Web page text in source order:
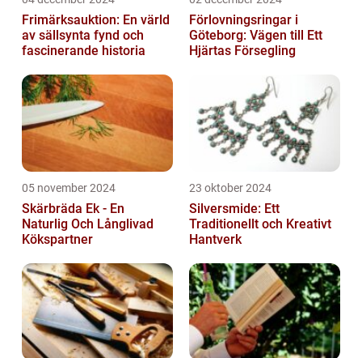
Frimärksauktion: En värld
av sällsynta fynd och
fascinerande historia
Förlovningsringar i
Göteborg: Vägen till Ett
Hjärtas Försegling
05 november 2024
Skärbräda Ek - En
Naturlig Och Långlivad
Kökspartner
23 oktober 2024
Silversmide: Ett
Traditionellt och Kreativt
Hantverk